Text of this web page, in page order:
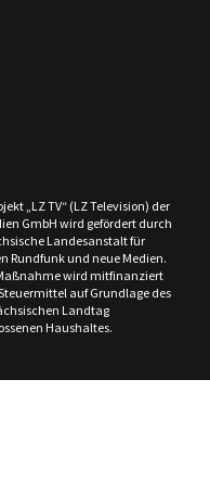
„LZ TV“ (LZ Television) der
GmbH wird gefördert durch
Landesanstalt für
Rundfunk und neue Medien.
wird mitfinanziert
auf Grundlage des
Landtag
Haushaltes.